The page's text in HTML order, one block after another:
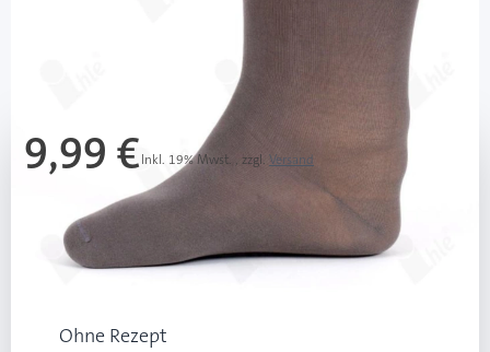
9,99 €Inkl. 19% Mwst. , zzgl. Versand
Ab 3 Stk.
(0,50 € Ersparnis pro Stk.)
Ohne Rezept